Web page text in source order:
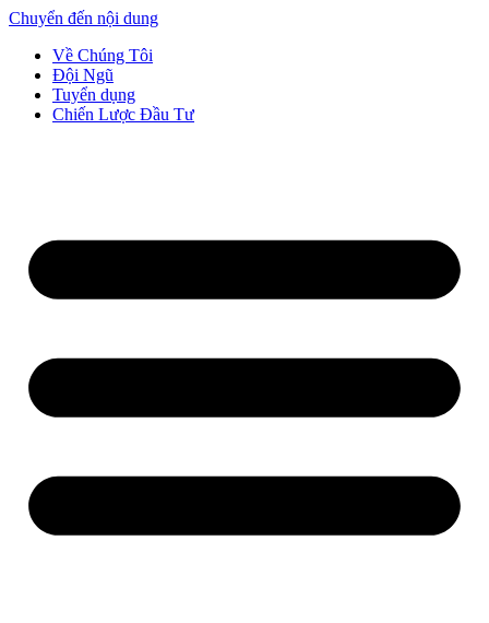
Chuyển đến nội dung
Về Chúng Tôi
Đội Ngũ
Tuyển dụng
Chiến Lược Đầu Tư​